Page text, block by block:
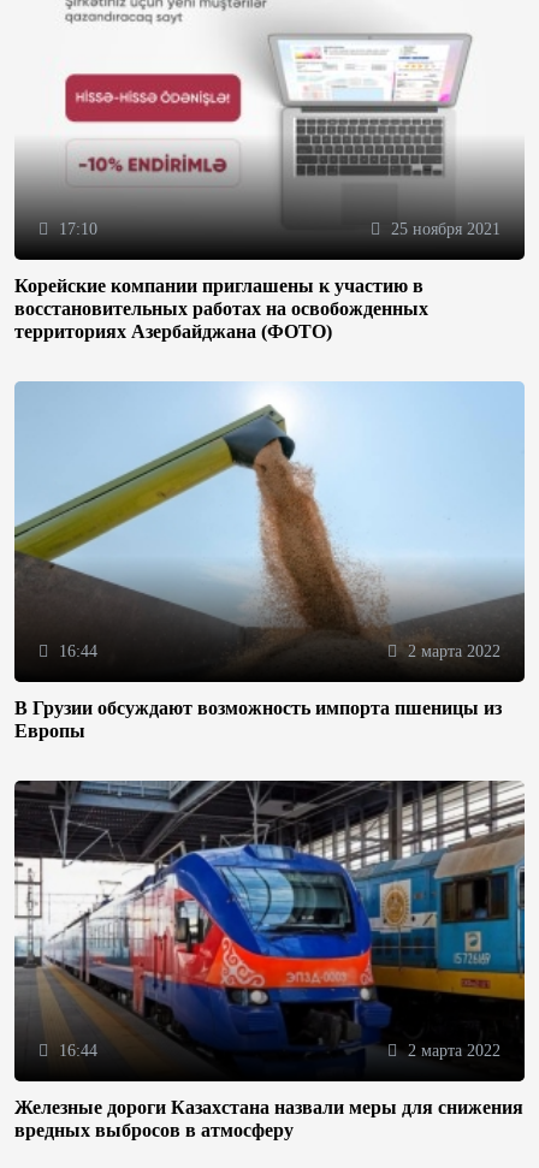
17:10 25 ноября 2021
Корейские компании приглашены к участию в
восстановительных работах на освобожденных
территориях Азербайджана (ФОТО)
16:44 2 марта 2022
В Грузии обсуждают возможность импорта пшеницы из
Европы
16:44 2 марта 2022
Железные дороги Казахстана назвали меры для снижения
вредных выбросов в атмосферу